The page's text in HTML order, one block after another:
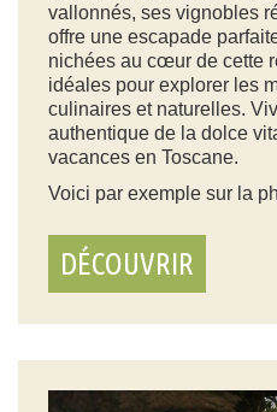
vallonnés, ses vignobles
offre une escapade
nichées au cœur de cette
idéales pour explorer les
culinaires et naturelles.
authentique de la dolce
vacances en Toscane.
Voici par exemple sur la
DÉCOUVRIR